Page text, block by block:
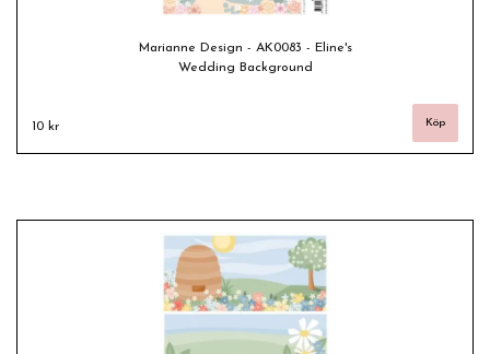
Marianne Design - AK0083 - Eline's
Wedding Background
10 kr